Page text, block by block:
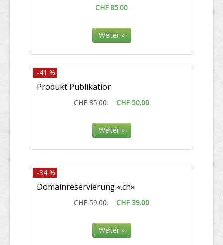
CHF 85.00
Weiter »
-41 %
Produkt Publikation
CHF 85.00 CHF 50.00
Weiter »
-34 %
Domainreservierung «.ch»
CHF 59.00 CHF 39.00
Weiter »